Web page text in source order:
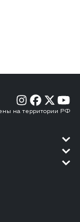
на территории РФ